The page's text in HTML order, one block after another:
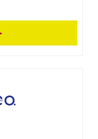
plików JPK czy
do finansowania nowym